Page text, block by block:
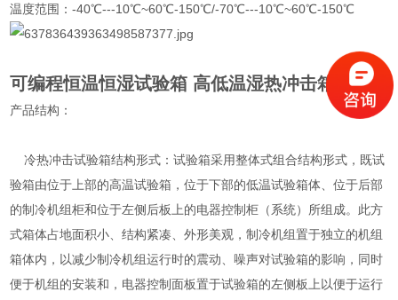
温度范围：-40℃---10℃~60℃-150℃/-70℃---10℃~60℃-150℃
可编程恒温恒湿试验箱 高低温湿热冲击箱
产品结构：
冷热冲击试验箱结构形式：试验箱采用整体式组合结构形式，既试
验箱由位于上部的高温试验箱，位于下部的低温试验箱体、位于后部
的制冷机组柜和位于左侧后板上的电器控制柜（系统）所组成。此方
式箱体占地面积小、结构紧凑、外形美观，制冷机组置于独立的机组
箱体内，以减少制冷机组运行时的震动、噪声对试验箱的影响，同时
便于机组的安装和，电器控制面板置于试验箱的左侧板上以便于运行